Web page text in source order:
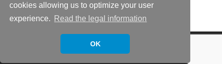
cookies allowing us to optimize your user
experience.
Read the legal information
OK
adas [@] unil.ch | UNIL - Amphipôle 1015 Lausanne